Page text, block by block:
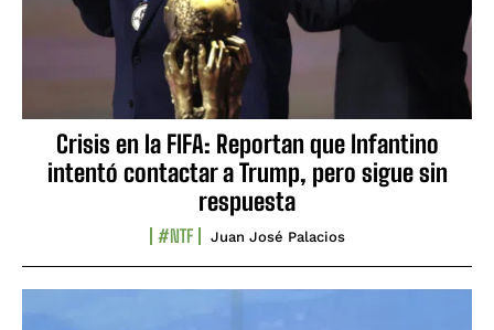
Crisis en la FIFA: Reportan que Infantino
intentó contactar a Trump, pero sigue sin
respuesta
#NTF Juan José Palacios